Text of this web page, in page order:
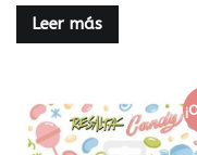
Leer más